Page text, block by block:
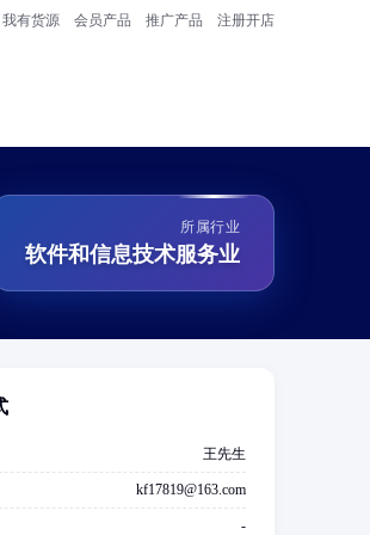
我有货源 会员产品 推广产品 注册开店
所属行业
软件和信息技术服务业
王先生
kf17819@163.com
-